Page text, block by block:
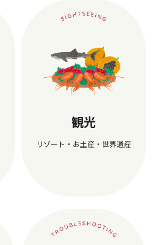
観光
リゾート・お土産・世界遺産